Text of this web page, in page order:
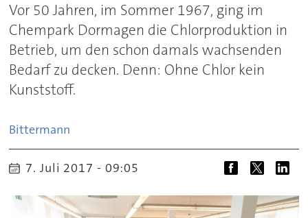
Vor 50 Jahren, im Sommer 1967, ging im
Chempark Dormagen die Chlorproduktion in
Betrieb, um den schon damals wachsenden
Bedarf zu decken. Denn: Ohne Chlor kein
Kunststoff.
Bittermann
7. Juli 2017 - 09:05